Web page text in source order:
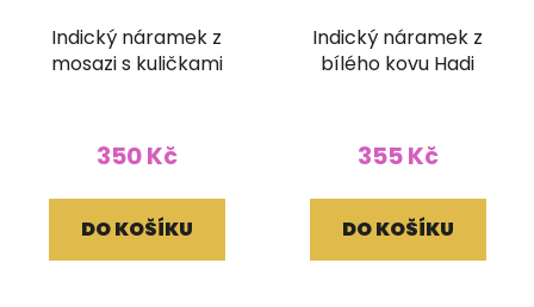
Indický náramek z
mosazi s kuličkami
350 Kč
DO KOŠÍKU
Indický náramek z
bílého kovu Hadi
355 Kč
DO KOŠÍKU